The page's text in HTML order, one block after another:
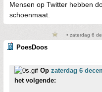
Mensen op Twitter hebben
schoenmaat.
• zaterdag 6
PoesDoos
Op zaterdag 6
het volgende: